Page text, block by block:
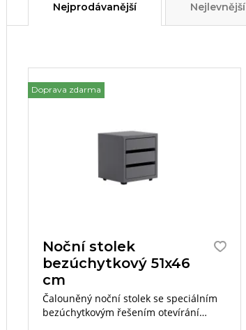
Nejprodávanější Nejlevnější
Doprava zdarma
Noční stolek
bezúchytkový 51x46
cm
Čalouněný noční stolek se speciálním
bezúchytkovým řešením otevírání